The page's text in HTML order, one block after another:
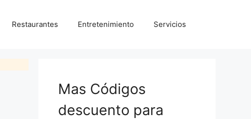
Restaurantes Entretenimiento Servicios
Mas Códigos
descuento para